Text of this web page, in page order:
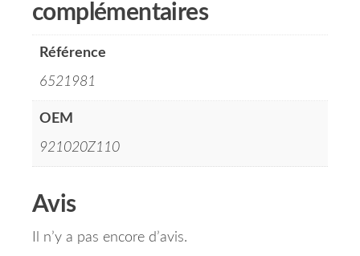
complémentaires
Référence
6521981
OEM
921020Z110
Avis
Il n’y a pas encore d’avis.